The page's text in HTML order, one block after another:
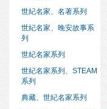
世紀名家、名著系列
世紀名家、晚安故事系
列
世紀名家系列
世紀名家系列、STEAM
系列
典藏、世紀名家系列